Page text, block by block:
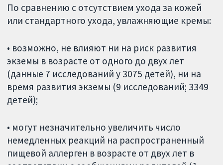
По сравнению с отсутствием ухода за кожей
или стандартного ухода, увлажняющие кремы:
• возможно, не влияют ни на риск развития
экземы в возрасте от одного до двух лет
(данные 7 исследований у 3075 детей), ни на
время развития экземы (9 исследований; 3349
детей);
• могут незначительно увеличить число
немедленных реакций на распространенный
пищевой аллерген в возрасте от двух лет в